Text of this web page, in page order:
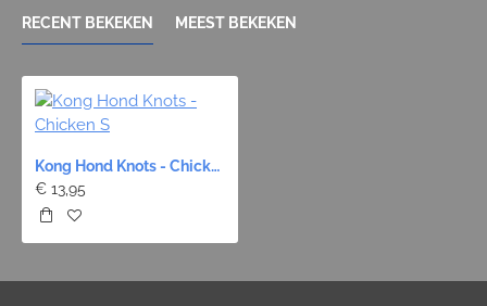
RECENT BEKEKEN MEEST BEKEKEN
Kong Hond Knots - Chicken S
€ 13,95